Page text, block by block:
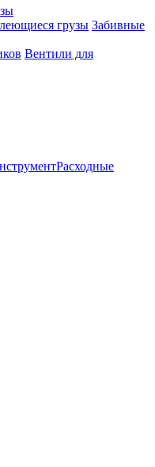
грузы Забивные
Вентили для
Расходные